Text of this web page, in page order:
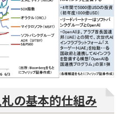
の基本的仕組み